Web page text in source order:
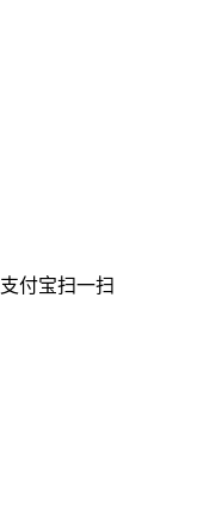
支付宝扫一扫